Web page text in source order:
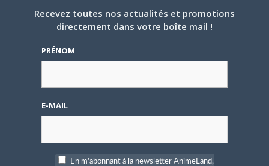
carte !
Recevez toutes nos actualités et promotions
directement dans votre boîte mail !
PRÉNOM
E-MAIL
En m'abonnant à la newsletter AnimeLand,